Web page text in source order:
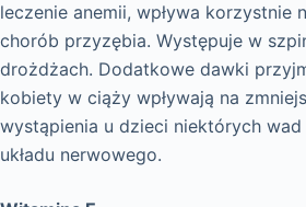
leczenie anemii, wpływa korzystnie
chorób przyzębia. Występuje w
drożdżach. Dodatkowe dawki
kobiety w ciąży wpływają na
wystąpienia u dzieci niektórych
układu nerwowego.